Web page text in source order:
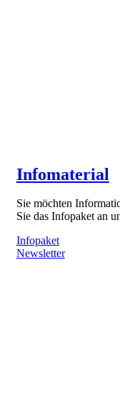
Infomaterial
Sie möchten
Sie das Infopaket an
Infopaket
Newsletter